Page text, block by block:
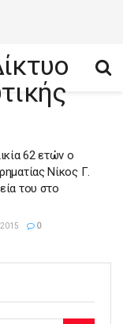
62 ετών ο
Νίκος Γ.
του στο
0